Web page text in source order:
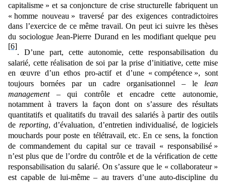
capitalisme » et sa conjoncture de crise structurelle fabriquent un
« homme nouveau » traversé par des exigences contradictoires
dans l’exercice de ce même travail. On peut ici suivreles thèses
du sociologue Jean-Pierre Durand en les modifiant quelque peu
[6]
. D’une part, cette autonomie, cette responsabilisation du
salarié, cette réalisation de soi par la prise d’initiative, cette mise
en œuvre d’un ethos pro-actif et d’une « compétence », sont
toujours bornées par un cadre organisationnel ‒ le lean
management‒ qui contrôle et encadre cette autonomie,
notamment à travers la façon dont on s’assure des résultats
quantitatifs et qualitatifs du travail des salariés à partir des outils
de reporting, d’évaluation, d’entretien individualisé, de logiciels
mouchards pour poste en télétravail, etc. En ce sens, la fonction
de commandement du capital sur ce travail « responsabilisé »
n’est plus que de l’ordre du contrôle et de la vérification de cette
responsabilisation du salarié. On s’assure que le « collaborateur »
est capable de lui-même ‒ au travers d’une auto-discipline du